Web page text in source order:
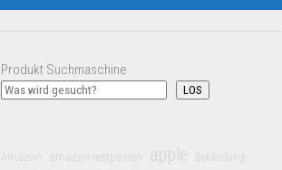
Produkt Suchmaschine
LOS
Amazon amazon restposten apple Bekleidung